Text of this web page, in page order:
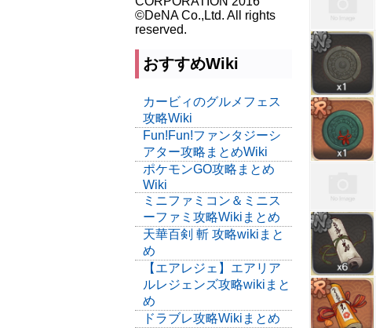
©DeNA Co.,Ltd. All rights
reserved.
おすすめWiki
カービィのグルメフェス
攻略Wiki
Fun!Fun!ファンタジーシ
アター攻略まとめWiki
ポケモンGO攻略まとめ
Wiki
ミニファミコン＆ミニス
ーファミ攻略Wikiまとめ
天華百剣 斬 攻略wikiまと
め
【エアレジェ】エアリア
ルレジェンズ攻略wikiまと
め
ドラブレ攻略Wikiまとめ